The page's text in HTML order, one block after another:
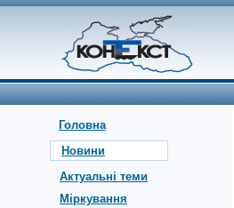
Головна
Новини
Актуальні теми
Міркування